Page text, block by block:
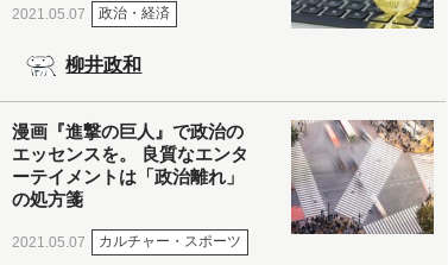
2021.05.07 政治・経済
柳井政和
漫画『進撃の巨人』で政治の
エッセンスを。 良質なエンタ
ーテイメントは「政治離れ」
の処方箋
2021.05.07 カルチャー・スポーツ